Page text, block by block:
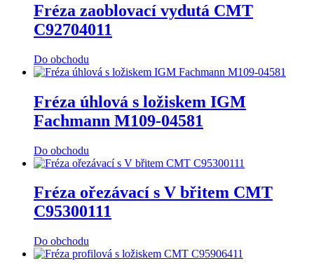
Fréza zaoblovací vydutá CMT
C92704011
Do obchodu
Fréza úhlová s ložiskem IGM
Fachmann M109-04581
Do obchodu
Fréza ořezávací s V břitem CMT
C95300111
Do obchodu